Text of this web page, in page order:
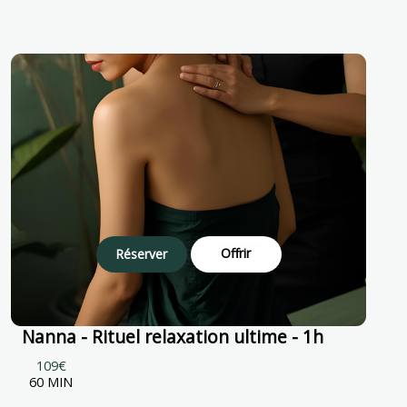
Réserver Offrir
Nanna - Rituel relaxation ultime - 1h
109€
60 MIN